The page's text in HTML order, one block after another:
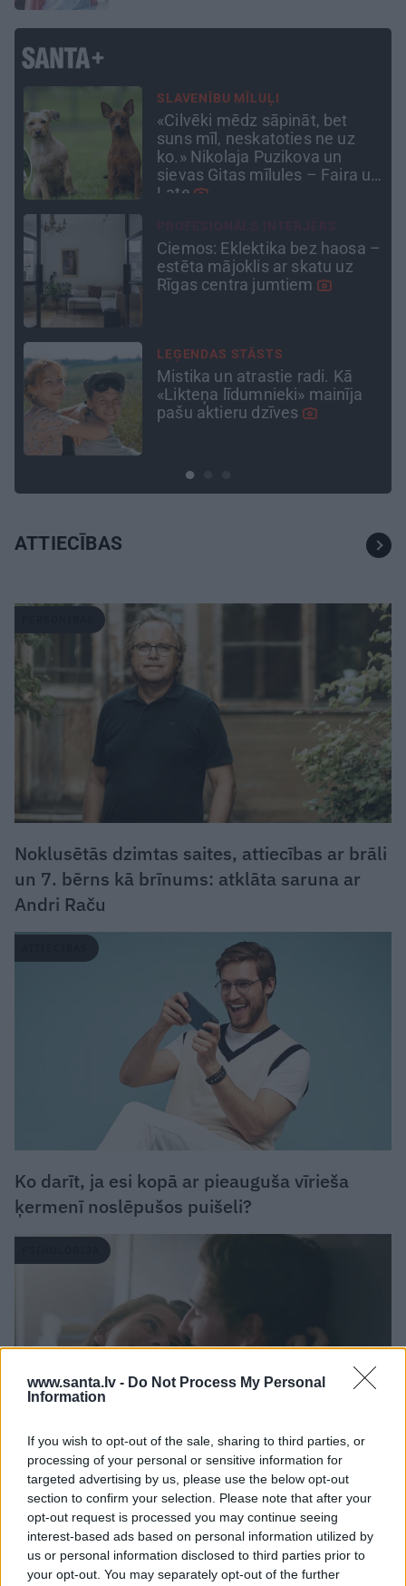
www.santa.lv - Do Not Process My Personal
Information
If you wish to opt-out of the sale, sharing to third parties, or
processing of your personal or sensitive information for
targeted advertising by us, please use the below opt-out
section to confirm your selection. Please note that after your
opt-out request is processed you may continue seeing
interest-based ads based on personal information utilized by
us or personal information disclosed to third parties prior to
your opt-out. You may separately opt-out of the further
TAVS ĀRSTS
«Esmu plānojis līdz tiem simtu
desmit izvilkt.» Ar mikroķirurga
precizitāti un lauku rūdījumu –
acu ārsts Juris Vanags
«Vectēvam vajadzēja to
vērienu būvējot.» Kā Grišānu
ģimene atjauno senās dzimtas
DODAMIES CIEMOS
«Var teikt, ka jūra bija tā, kas
mūspaņēma.» Lauderu
ģimenes izlolotāsAinavas
ATTIECĪBAS
Noklusētās dzimtas saites, attiecības ar brāli
un 7. bērns kā brīnums: atklāta saruna ar
Andri Raču
Ko darīt, ja esi kopā ar pieauguša vīrieša
ķermenī noslēpušos puišeli?
Mūsdienu epidēmija – pieskārienu bads.
Kāpēc platonisks glāsts reizēm ir svarīgāks
par seksuālu tuvību